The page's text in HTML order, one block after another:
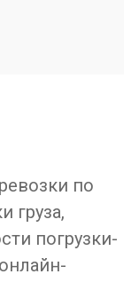
по
груза,
погрузки-